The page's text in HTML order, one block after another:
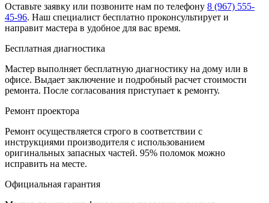
Оставьте заявку или позвоните нам по телефону 8 (967) 555-
45-96. Наш специалист бесплатно проконсультирует и
направит мастера в удобное для вас время.
Бесплатная диагностика
Мастер выполняет бесплатную диагностику на дому или в
офисе. Выдает заключение и подробный расчет стоимости
ремонта. После согласования приступает к ремонту.
Ремонт проектора
Ремонт осуществляется строго в соответствии с
инструкциями производителя с использованием
оригинальных запасных частей. 95% поломок можно
исправить на месте.
Официальная гарантия